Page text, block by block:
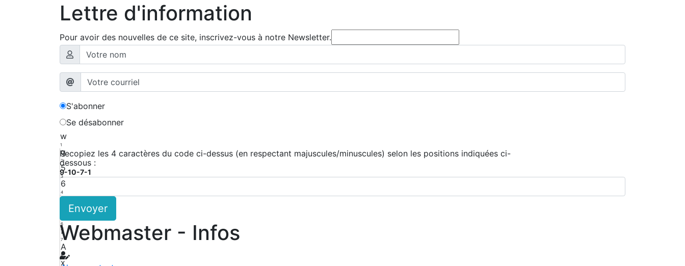
Lettre d'information
Pour avoir des nouvelles de ce site, inscrivez-vous à notre Newsletter.
S'abonner
Se désabonner
w
1
g
2
5
3
6
4
3
6
f
7
A
8
x
Recopiez les 4 caractères du code ci-dessus (en respectant majuscules/minuscules) selon les positions indiquées ci-
dessous :
9-10-7-1
Envoyer
Webmaster - Infos